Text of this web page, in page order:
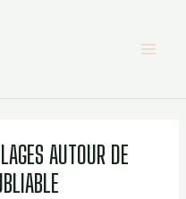
AUTOUR DE